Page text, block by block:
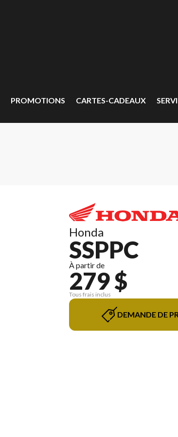
PROMOTIONS CARTES-CADEAUX
Honda
SSPPC
À partir de
279 $
Tous frais inclus
DEMANDE DE